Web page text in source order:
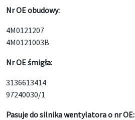
Nr OE obudowy:
4M0121207
4M0121003B
Nr OE śmigła:
3136613414
97240030/1
Pasuje do silnika wentylatora o nr OE: